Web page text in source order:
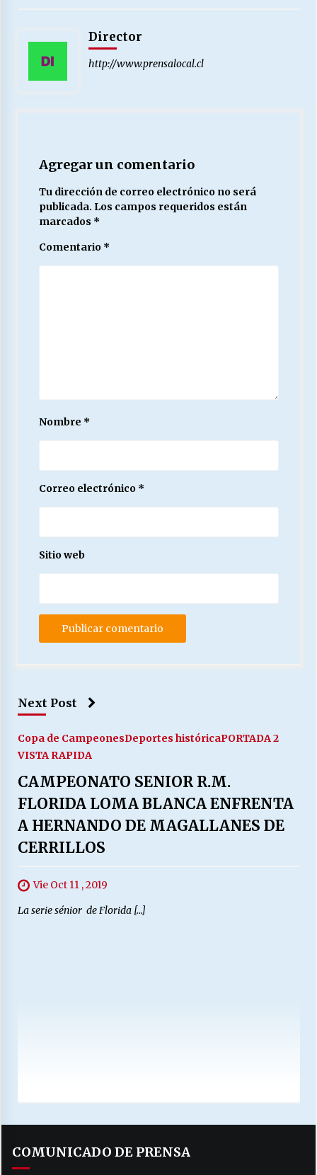
30/04/2026
06/04/2026
Director
http://www.prensalocal.cl
Agregar un comentario
Tu dirección de correo electrónico no será
publicada. Los campos requeridos están
marcados *
Comentario *
Nombre *
Correo electrónico *
Sitio web
Next Post
Copa de CampeonesDeportes históricaPORTADA 2
VISTA RAPIDA
CAMPEONATO SENIOR R.M.
FLORIDA LOMA BLANCA ENFRENTA
A HERNANDO DE MAGALLANES DE
CERRILLOS
Vie Oct 11 , 2019
La serie sénior de Florida […]
COMUNICADO DE PRENSA